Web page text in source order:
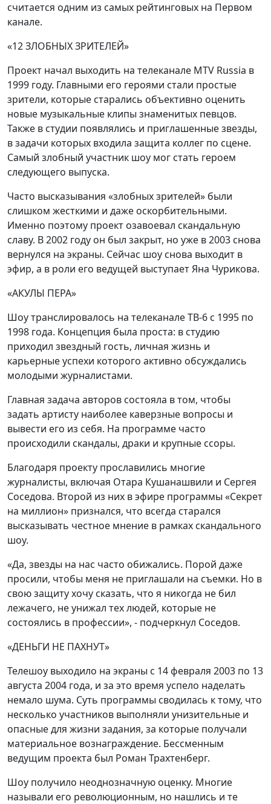
считается одним из самых рейтинговых на Первом
канале.
«12 ЗЛОБНЫХ ЗРИТЕЛЕЙ»
Проект начал выходить на телеканале MTV Russia в
1999 году. Главными его героями стали простые
зрители, которые старались объективно оценить
новые музыкальные клипы знаменитых певцов.
Также в студии появлялись и приглашенные звезды,
в задачи которых входила защита коллег по сцене.
Самый злобный участник шоу мог стать героем
следующего выпуска.
Часто высказывания «злобных зрителей» были
слишком жесткими и даже оскорбительными.
Именно поэтому проект озавоевал скандальную
славу. В 2002 году он был закрыт, но уже в 2003 снова
вернулся на экраны. Сейчас шоу снова выходит в
эфир, а в роли его ведущей выступает Яна Чурикова.
«АКУЛЫ ПЕРА»
Шоу транслировалось на телеканале ТВ-6 с 1995 по
1998 года. Концепция была проста: в студию
приходил звездный гость, личная жизнь и
карьерные успехи которого активно обсуждались
молодыми журналистами.
Главная задача авторов состояла в том, чтобы
задать артисту наиболее каверзные вопросы и
вывести его из себя. На программе часто
происходили скандалы, драки и крупные ссоры.
Благодаря проекту прославились многие
журналисты, включая Отара Кушанашвили и Сергея
Соседова. Второй из них в эфире программы «Секрет
на миллион» признался, что всегда старался
высказывать честное мнение в рамках скандального
шоу.
«Да, звезды на нас часто обижались. Порой даже
просили, чтобы меня не приглашали на съемки. Но в
свою защиту хочу сказать, что я никогда не бил
лежачего, не унижал тех людей, которые не
состоялись в профессии», - подчеркнул Соседов.
«ДЕНЬГИ НЕ ПАХНУТ»
Телешоу выходило на экраны с 14 февраля 2003 по 13
августа 2004 года, и за это время успело наделать
немало шума. Суть программы сводилась к тому, что
несколько участников выполняли унизительные и
опасные для жизни задания, за которые получали
материальное вознаграждение. Бессменным
ведущим проекта был Роман Трахтенберг.
Шоу получило неоднозначную оценку. Многие
называли его революционным, но нашлись и те